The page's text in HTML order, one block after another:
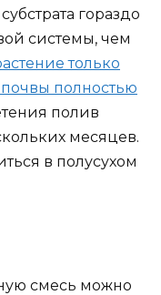
гораздо
системы, чем
только
почвы полностью
полив
месяцев.
в полусухом
смесь можно